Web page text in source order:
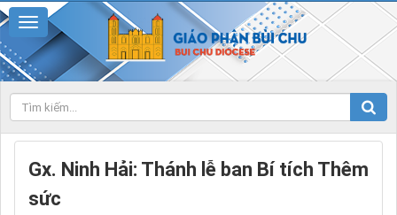
Gx. Ninh Hải: Thánh lễ ban Bí tích Thêm
sức